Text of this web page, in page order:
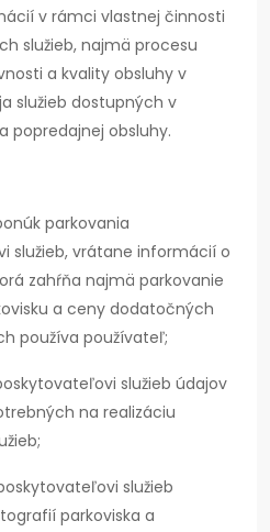
v rámci vlastnej činnosti
služieb, najmä procesu
a kvality obsluhy v
služieb dostupných v
popredajnej obsluhy.
parkovania
služieb, vrátane informácií o
zahŕňa najmä parkovanie
a ceny dodatočných
používa používateľ;
služieb údajov
na realizáciu
služieb
parkoviska a